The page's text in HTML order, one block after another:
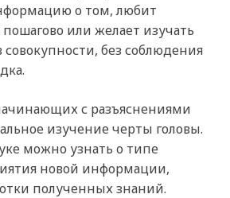
о том, любит
или желает изучать
без соблюдения
с разъяснениями
изучение черты головы.
можно узнать о типе
новой информации,
полученных знаний.